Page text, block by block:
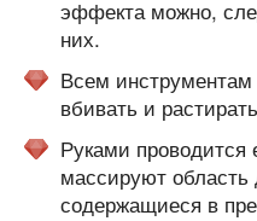
эффекта можно,
них.
Всем
вбивать и
Руками
массируют область
содержащиеся в